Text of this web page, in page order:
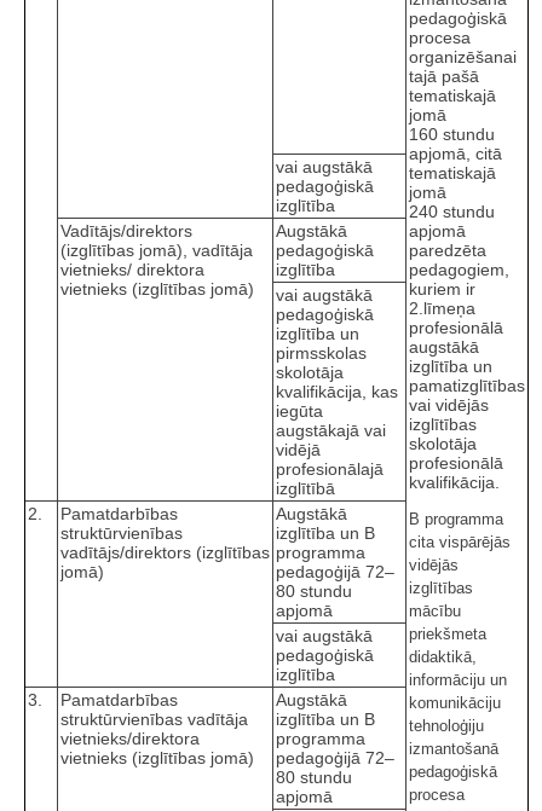
pedagoģiskā
procesa
organizēšanai
tajā pašā
tematiskajā
jomā
160 stundu
apjomā, citā
tematiskajā
jomā
240 stundu
apjomā
paredzēta
pedagogiem,
kuriem ir
2.līmeņa
profesionālā
augstākā
izglītība un
pamatizglītības
vai vidējās
izglītības
skolotāja
profesionālā
kvalifikācija.
B programma
cita vispārējās
vidējās
izglītības
mācību
priekšmeta
didaktikā,
informāciju un
komunikāciju
tehnoloģiju
izmantošanā
pedagoģiskā
procesa
vai augstākā
pedagoģiskā
izglītība
Vadītājs/direktors
(izglītības jomā), vadītāja
vietnieks/ direktora
vietnieks (izglītības jomā)
Augstākā
pedagoģiskā
izglītība
vai augstākā
pedagoģiskā
izglītība un
pirmsskolas
skolotāja
kvalifikācija, kas
iegūta
augstākajā vai
vidējā
profesionālajā
izglītībā
2.
Pamatdarbības
struktūrvienības
vadītājs/direktors (izglītības
jomā)
Augstākā
izglītība un B
programma
pedagoģijā 72–
80 stundu
apjomā
vai augstākā
pedagoģiskā
izglītība
3.
Pamatdarbības
struktūrvienības vadītāja
vietnieks/direktora
vietnieks (izglītības jomā)
Augstākā
izglītība un B
programma
pedagoģijā 72–
80 stundu
apjomā